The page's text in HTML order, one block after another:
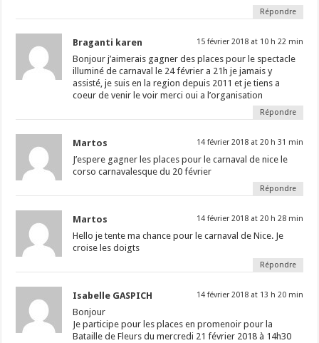
Répondre
Braganti karen 15 février 2018 at 10 h 22 min
Bonjour j’aimerais gagner des places pour le spectacle
illuminé de carnaval le 24 février a 21h je jamais y
assisté, je suis en la region depuis 2011 et je tiens a
coeur de venir le voir merci oui a l’organisation
Répondre
Martos 14 février 2018 at 20 h 31 min
J’espere gagner les places pour le carnaval de nice le
corso carnavalesque du 20 février
Répondre
Martos 14 février 2018 at 20 h 28 min
Hello je tente ma chance pour le carnaval de Nice. Je
croise les doigts
Répondre
Isabelle GASPICH 14 février 2018 at 13 h 20 min
Bonjour
Je participe pour les places en promenoir pour la
Bataille de Fleurs du mercredi 21 février 2018 à 14h30